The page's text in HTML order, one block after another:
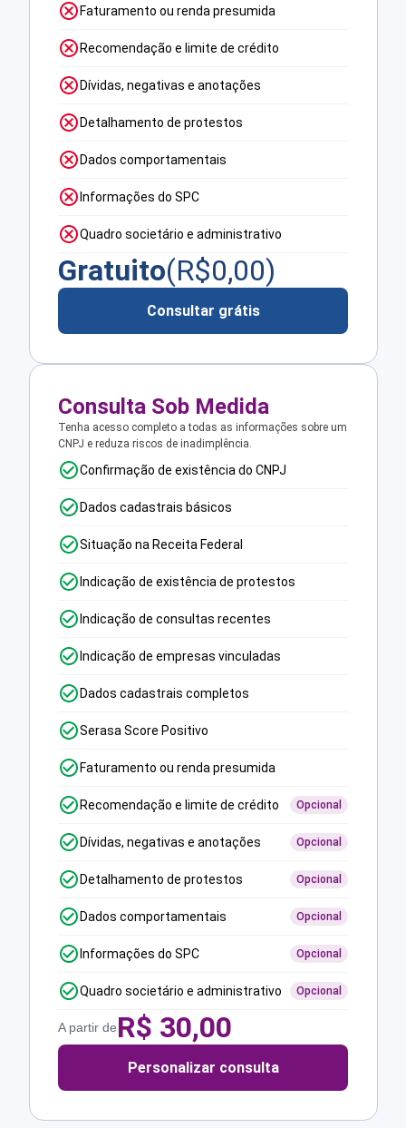
Faturamento ou renda presumida
Recomendação e limite de crédito
Dívidas, negativas e anotações
Detalhamento de protestos
Dados comportamentais
Informações do SPC
Quadro societário e administrativo
Gratuito(R$0,00)
Consultar grátis
Consulta Sob Medida
Tenha acesso completo a todas as informações sobre um
CNPJ e reduza riscos de inadimplência.
Confirmação de existência do CNPJ
Dados cadastrais básicos
Situação na Receita Federal
Indicação de existência de protestos
Indicação de consultas recentes
Indicação de empresas vinculadas
Dados cadastrais completos
Serasa Score Positivo
Faturamento ou renda presumida
Recomendação e limite de crédito Opcional
Dívidas, negativas e anotações Opcional
Detalhamento de protestos Opcional
Dados comportamentais Opcional
Informações do SPC Opcional
Quadro societário e administrativo Opcional
A partir deR$ 30,00
Personalizar consulta